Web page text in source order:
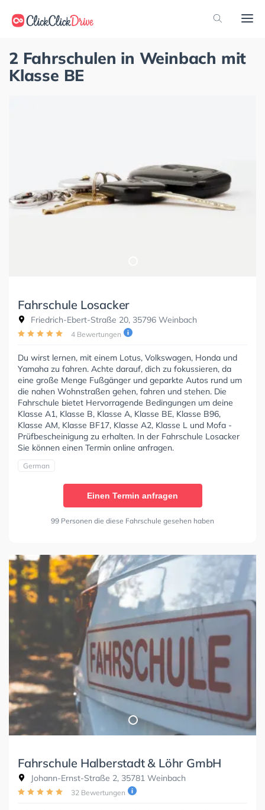
2 Fahrschulen in Weinbach mit
Klasse BE
Fahrschule Losacker
Friedrich-Ebert-Straße 20, 35796 Weinbach
4 Bewertungen
Du wirst lernen, mit einem Lotus, Volkswagen, Honda und
Yamaha zu fahren. Achte darauf, dich zu fokussieren, da
eine große Menge Fußgänger und geparkte Autos rund um
die nahen Wohnstraßen gehen, fahren und stehen. Die
Fahrschule bietet Hervorragende Bedingungen um deine
Klasse A1, Klasse B, Klasse A, Klasse BE, Klasse B96,
Klasse AM, Klasse BF17, Klasse A2, Klasse L und Mofa -
Prüfbescheinigung zu erhalten. In der Fahrschule Losacker
Sie können einen Termin online anfragen.
German
Einen Termin anfragen
99 Personen die diese Fahrschule gesehen haben
Fahrschule Halberstadt & Löhr GmbH
Johann-Ernst-Straße 2, 35781 Weinbach
32 Bewertungen